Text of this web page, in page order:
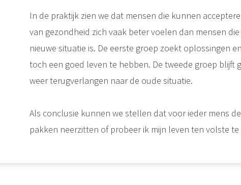
In de praktijk zien we dat mensen die kunnen
van gezondheid zich vaak beter voelen dan mensen
nieuwe situatie is. De eerste groep zoekt oplossingen
toch een goed leven te hebben. De tweede groep blijft
weer terugverlangen naar de oude situatie.
Als conclusie kunnen we stellen dat voor ieder mens
pakken neerzitten of probeer ik mijn leven ten volste te